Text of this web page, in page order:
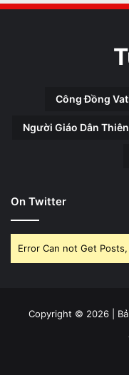
Công Đồng
Người Giáo Dân
On Twitter
Error Can not Get
Copyright © 2026 |